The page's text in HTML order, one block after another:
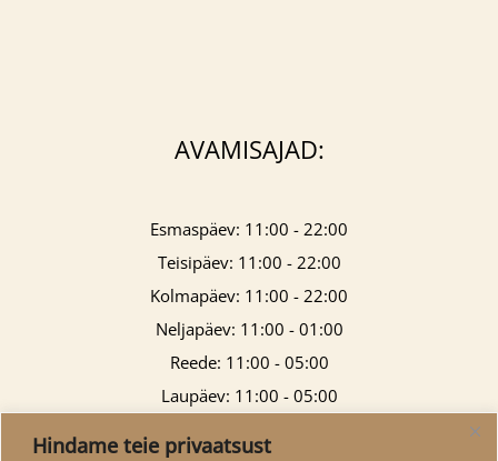
Hindame teie privaatsust
AVAMISAJAD:
Esmaspäev: 11:00 - 22:00
Teisipäev: 11:00 - 22:00
Kolmapäev: 11:00 - 22:00
Neljapäev: 11:00 - 01:00
Reede: 11:00 - 05:00
Laupäev: 11:00 - 05:00